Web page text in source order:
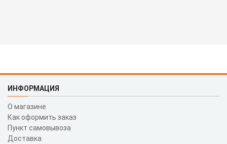
ИНФОРМАЦИЯ
О магазине
Как оформить заказ
Пункт самовывоза
Доставка